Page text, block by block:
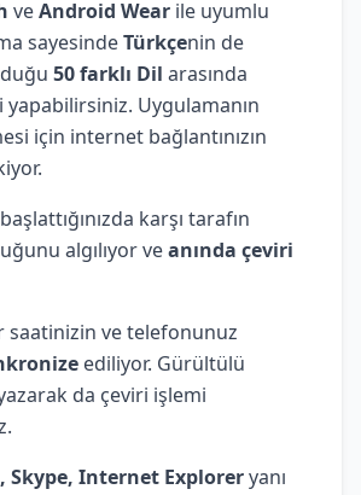
veAndroid Wear ile uyumlu
sayesindeTürkçenin de
50 farklı Dil arasında
yapabilirsiniz. Uygulamanın
için internet bağlantınızın
karşı tarafın
algılıyor veanında çeviri
saatinizin ve telefonunuz
ediliyor. Gürültülü
da çeviri işlemi
Skype, Internet Exploreryanı